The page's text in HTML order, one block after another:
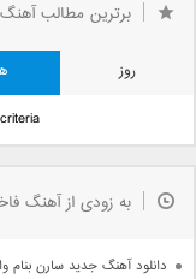
برترین مطالب
روز
به زودی از آهنگ
دانلود آهنگ جدید سارن بنام